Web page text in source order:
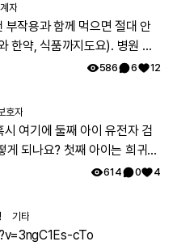
자
작용과 함께 먹으면 절대 안
한약, 식품까지도요). 병원 여
로 치료약을 처방하는데, 의료
거 같아요. 그리고 시판약의
으로) 추적해야만 하기 때문에
)에 대한정보는 해당제약사에
(MI) 대응 부서가 있어 전화,
(PV) 라는 부서가 있구요.
어 일어나는 부작용이 내가
586 6 12
호자
여기에 둘째 아이 유전자 검
게 되나요? 첫째 아이는 희귀질
랑 유전자 검사했는데 돌연변
검사하셨나요? 도움 좀 주심
614 0 4
기타
cTo